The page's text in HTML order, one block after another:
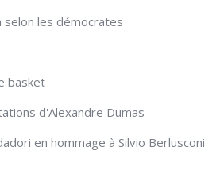
selon les démocrates
basket
d'Alexandre Dumas
en hommage à Silvio Berlusconi